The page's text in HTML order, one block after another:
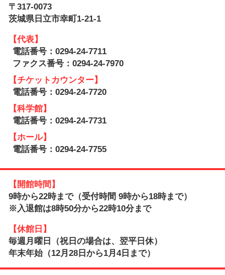
〒317-0073
茨城県日立市幸町1-21-1
【代表】
電話番号：0294-24-7711
ファクス番号：0294-24-7970
【チケットカウンター】
電話番号：0294-24-7720
【科学館】
電話番号：0294-24-7731
【ホール】
電話番号：0294-24-7755
【開館時間】
9時から22時まで（受付時間 9時から18時まで）
※入退館は8時50分から22時10分まで
【休館日】
毎週月曜日（祝日の場合は、翌平日休）
年末年始（12月28日から1月4日まで）